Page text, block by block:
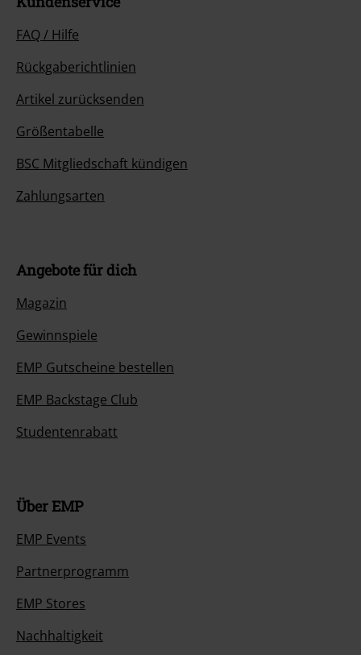
FAQ / Hilfe
Rückgaberichtlinien
Artikel zurücksenden
Größentabelle
BSC Mitgliedschaft kündigen
Zahlungsarten
Angebote für dich
Magazin
Gewinnspiele
EMP Gutscheine bestellen
EMP Backstage Club
Studentenrabatt
Über EMP
EMP Events
Partnerprogramm
EMP Stores
Nachhaltigkeit